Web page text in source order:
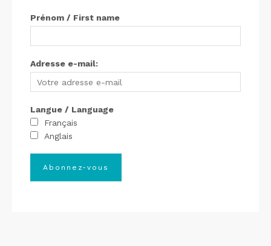
Prénom / First name
Adresse e-mail:
Langue / Language
Français
Anglais